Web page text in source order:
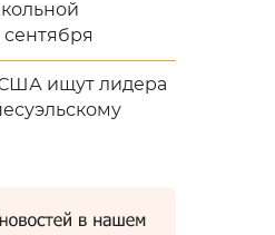
ищут лидера